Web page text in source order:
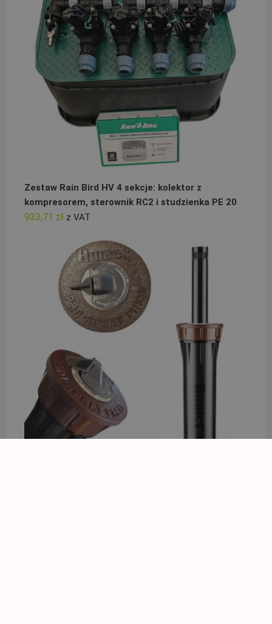
Zestaw Rain Bird HV 4 sekcje: kolektor z
kompresorem, sterownik RC2 i studzienka PE 20
933,71 zł z VAT